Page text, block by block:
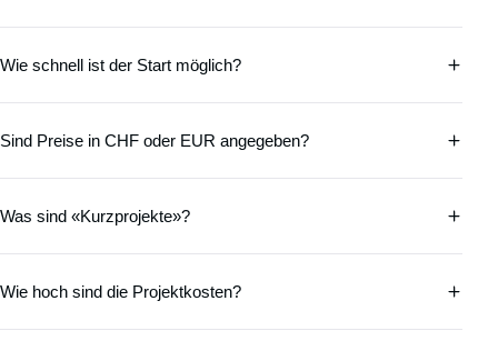
Wie schnell ist der Start möglich?
Sind Preise in CHF oder EUR angegeben?
Was sind «Kurzprojekte»?
Wie hoch sind die Projektkosten?